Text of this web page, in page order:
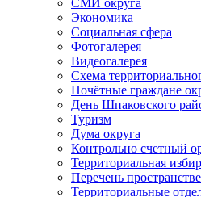
СМИ округа
Экономика
Социальная сфера
Фотогалерея
Видеогалерея
Схема
Почётные граждане
День Шпаковского
Туризм
Дума округа
Контрольно счетный
Территориальная
Перечень
Территориальные